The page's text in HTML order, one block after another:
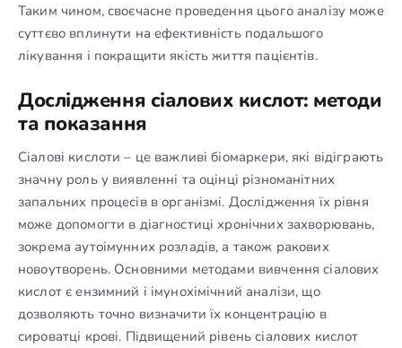
Таким чином, своєчасне проведення цього аналізу може
суттєво вплинути на ефективність подальшого
лікування і покращити якість життя пацієнтів.
Дослідження сіалових кислот: методи
та показання
Сіалові кислоти – це важливі біомаркери, які відіграють
значну роль у виявленні та оцінці різноманітних
запальних процесів в організмі. Дослідження їх рівня
може допомогти в діагностиці хронічних захворювань,
зокрема аутоімунних розладів, а також ракових
новоутворень. Основними методами вивчення сіалових
кислот є ензимний і імунохімічний аналізи, що
дозволяють точно визначити їх концентрацію в
сироватці крові. Підвищений рівень сіалових кислот